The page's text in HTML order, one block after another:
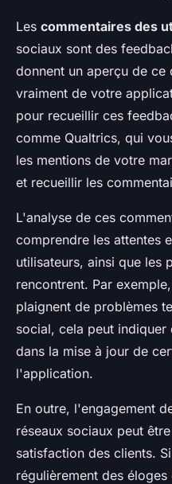
Les commentaires des
sociaux sont des
donnent un aperçu de ce
vraiment de votre
pour recueillir ces
comme Qualtrics, qui
les mentions de votre
et recueillir les
L'analyse de ces
comprendre les attentes
utilisateurs, ainsi que les
rencontrent. Par
plaignent de problèmes
social, cela peut
dans la mise à jour de
l'application.
En outre, l'engagement
réseaux sociaux peut
satisfaction des clients.
régulièrement des